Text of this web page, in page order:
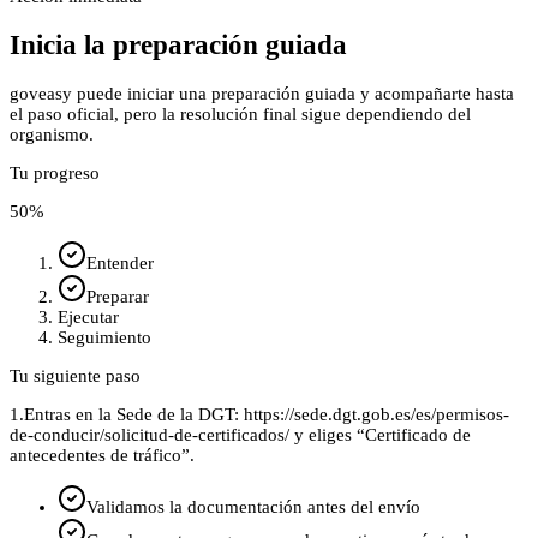
Inicia la preparación guiada
goveasy puede iniciar una preparación guiada y acompañarte hasta
el paso oficial, pero la resolución final sigue dependiendo del
organismo.
Tu progreso
50%
Entender
Preparar
Ejecutar
Seguimiento
Tu siguiente paso
1.Entras en la Sede de la DGT: https://sede.dgt.gob.es/es/permisos-
de-conducir/solicitud-de-certificados/ y eliges “Certificado de
antecedentes de tráfico”.
Validamos la documentación antes del envío